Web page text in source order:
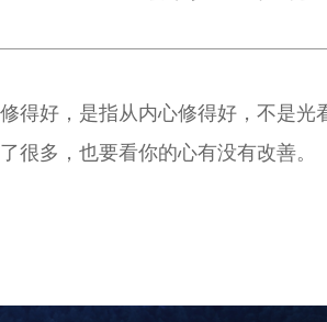
修得好，是指从内心修得好，不是光
了很多，也要看你的心有没有改善。